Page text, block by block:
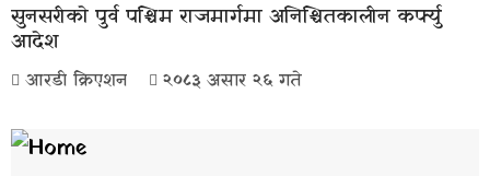
सुनसरीकाे पुर्व पश्चिम राजमार्गमा अनिश्चितकालीन कर्फ्यु
आदेश
आरडी क्रिएशन २०८३ असार २६ गते